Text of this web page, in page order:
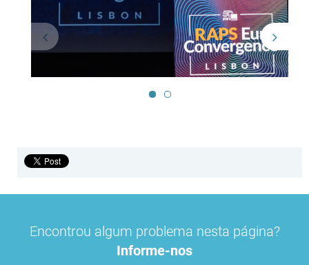
Encontrou algum problema nesta página?
Informe-nos